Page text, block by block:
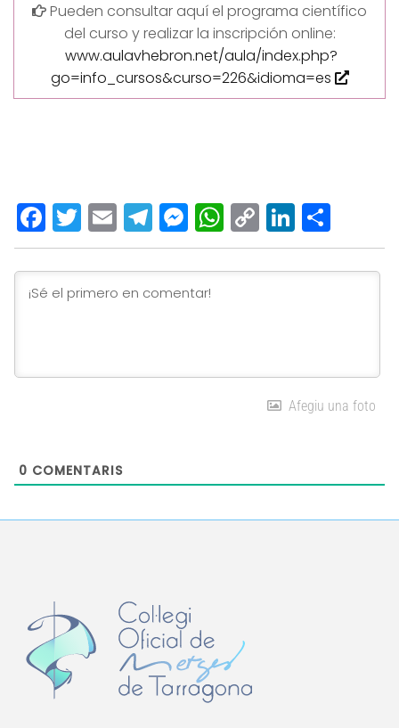
Pueden consultar aquí el programa científico
del curso y realizar la inscripción online:
www.aulavhebron.net/aula/index.php?
go=info_cursos&curso=226&idioma=es
Facebook
Twitter
EmailTelegram
Messenger
WhatsApp
Copy
Link
Afegiu una foto
0 COMENTARIS